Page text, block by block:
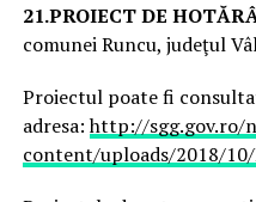
21.PROIECT DE
comunei Runcu, judeţul
Proiectul poate fi
adresa:http://sgg.gov.ro/
content/uploads/2018/